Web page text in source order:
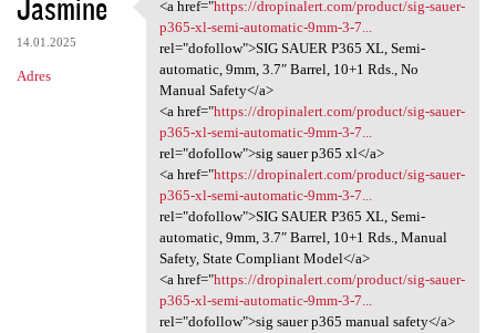
14.01.2025
Adres
<a href="https://dropinalert
<a href="https://dropinalert.com/product/sig-sauer-
p365-xl-semi-automatic-9mm-3-7...
rel="dofollow">SIG SAUER P365 XL, Semi-
automatic, 9mm, 3.7″ Barrel, 10+1 Rds., No
Manual Safety</a>
<a href="https://dropinalert.com/product/sig-sauer-
p365-xl-semi-automatic-9mm-3-7...
rel="dofollow">sig sauer p365 xl</a>
<a href="https://dropinalert.com/product/sig-sauer-
p365-xl-semi-automatic-9mm-3-7...
rel="dofollow">SIG SAUER P365 XL, Semi-
automatic, 9mm, 3.7″ Barrel, 10+1 Rds., Manual
Safety, State Compliant Model</a>
<a href="https://dropinalert.com/product/sig-sauer-
p365-xl-semi-automatic-9mm-3-7...
rel="dofollow">sig sauer p365 manual safety</a>